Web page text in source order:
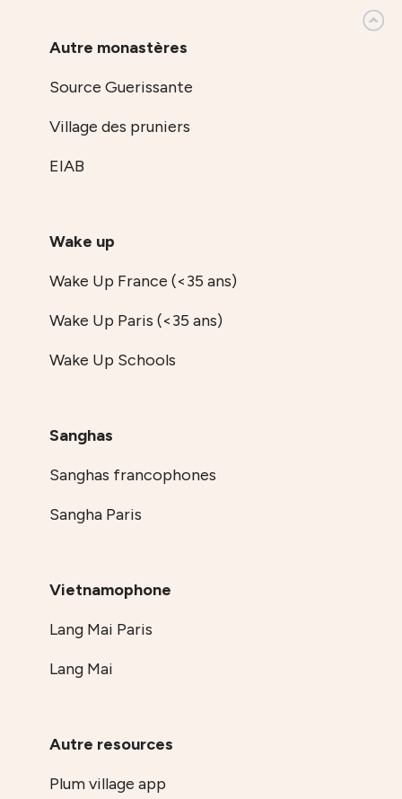
Autre monastères
Source Guerissante
Village des pruniers
EIAB
Wake up
Wake Up France (<35 ans)
Wake Up Paris (<35 ans)
Wake Up Schools
Sanghas
Sanghas francophones
Sangha Paris
Vietnamophone
Lang Mai Paris
Lang Mai
Autre resources
Plum village app